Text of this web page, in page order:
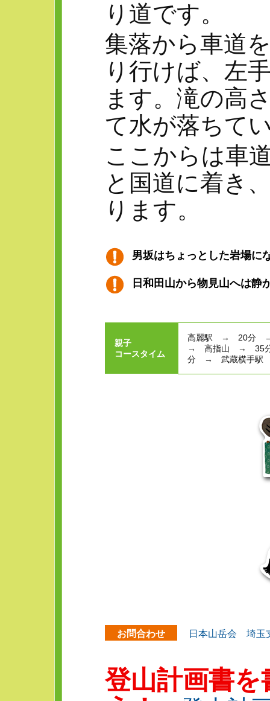
り道です。
集落から車道
り行けば、左
ます。滝の高
て水が落ちて
ここからは車
と国道に着き
ります。
男坂はちょっとした岩場に
日和田山から物見山へは静
親子
コースタイム
高麗駅 → 20分
→ 高指山 → 35
分 → 武蔵横手駅
お問合わせ 日本山岳会 埼玉
登山計画書